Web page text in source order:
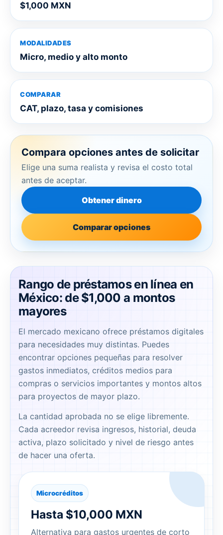
$1,000 MXN
MODALIDADES
Micro, medio y alto monto
COMPARAR
CAT, plazo, tasa y comisiones
Compara opciones antes de solicitar
Elige una suma realista y revisa el costo total
antes de aceptar.
Obtener dinero
Comparar opciones
Rango de préstamos en línea en
México: de $1,000 a montos
mayores
El mercado mexicano ofrece préstamos digitales
para necesidades muy distintas. Puedes
encontrar opciones pequeñas para resolver
gastos inmediatos, créditos medios para
compras o servicios importantes y montos altos
para proyectos de mayor plazo.
La cantidad aprobada no se elige libremente.
Cada acreedor revisa ingresos, historial, deuda
activa, plazo solicitado y nivel de riesgo antes
de hacer una oferta.
Microcréditos
Hasta $10,000 MXN
Alternativa para gastos urgentes de corto